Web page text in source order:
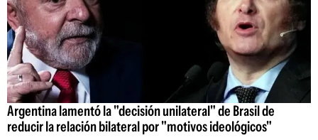
Argentina lamentó la "decisión unilateral" de Brasil de
reducir la relación bilateral por "motivos ideológicos"